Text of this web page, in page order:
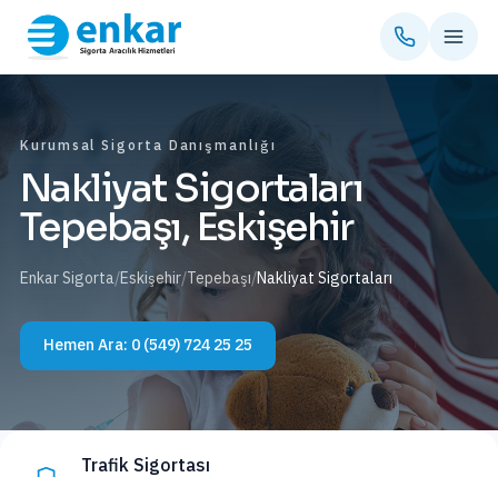
Kurumsal Sigorta Danışmanlığı
Nakliyat Sigortaları
Tepebaşı, Eskişehir
Enkar Sigorta/Eskişehir/Tepebaşı/Nakliyat Sigortaları
Hemen Ara: 0 (549) 724 25 25
Trafik Sigortası